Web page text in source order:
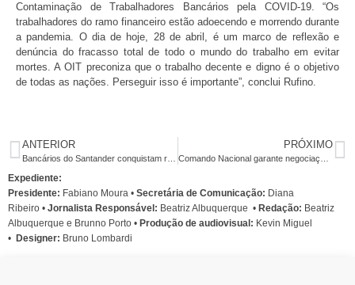
Contaminação de Trabalhadores Bancários pela COVID-19. “Os
trabalhadores do ramo financeiro estão adoecendo e morrendo durante
a pandemia. O dia de hoje, 28 de abril, é um marco de reflexão e
denúncia do fracasso total de todo o mundo do trabalho em evitar
mortes. A OIT preconiza que o trabalho decente e digno é o objetivo
de todas as nações. Perseguir isso é importante”, conclui Rufino.
ANTERIOR PRÓXIMO
Expediente:
Presidente: Fabiano Moura • Secretária de Comunicação: Diana
Ribeiro • Jornalista Responsável: Beatriz Albuquerque • Redação: Beatriz
Albuquerque e Brunno Porto • Produção de audiovisual: Kevin Miguel
• Designer: Bruno Lombardi